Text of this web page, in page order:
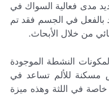
مدى فعالية السواك في
بالفعل في الجسم فقد تم
من خلال الأبحاث.
النشطة الموجودة
للألم تساعد في
خاصة في اللثة وهذه ميزة